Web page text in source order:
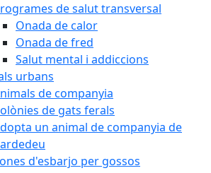
de salut transversal
Onada de calor
Onada de fred
Salut mental i addiccions
urbans
de companyia
de gats ferals
un animal de companyia de
d'esbarjo per gossos